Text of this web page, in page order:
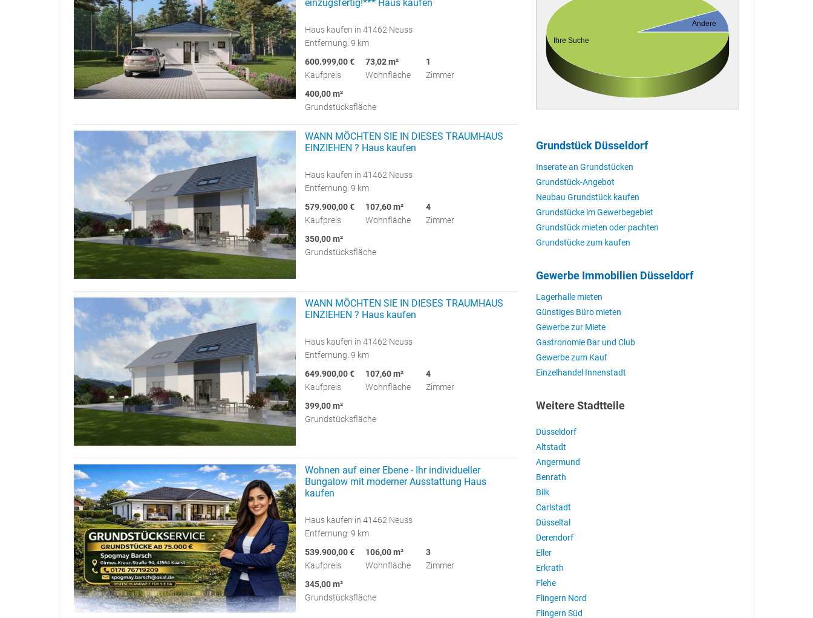
einzugsfertig!*** Haus kaufen
Haus kaufen in 41462 Neuss
Entfernung: 9 km
600.999,00 €
Kaufpreis
73,02 m²
Wohnfläche
1
Zimmer
400,00 m²
Grundstücksfläche
WANN MÖCHTEN SIE IN DIESES TRAUMHAUS
EINZIEHEN ? Haus kaufen
Haus kaufen in 41462 Neuss
Entfernung: 9 km
579.900,00 €
Kaufpreis
107,60 m²
Wohnfläche
4
Zimmer
350,00 m²
Grundstücksfläche
WANN MÖCHTEN SIE IN DIESES TRAUMHAUS
EINZIEHEN ? Haus kaufen
Haus kaufen in 41462 Neuss
Entfernung: 9 km
649.900,00 €
Kaufpreis
107,60 m²
Wohnfläche
4
Zimmer
399,00 m²
Grundstücksfläche
Wohnen auf einer Ebene - Ihr individueller
Bungalow mit moderner Ausstattung Haus
kaufen
Haus kaufen in 41462 Neuss
Entfernung: 9 km
539.900,00 €
Kaufpreis
106,00 m²
Wohnfläche
3
Zimmer
345,00 m²
Grundstücksfläche
Ihre Suche
Andere
Grundstück Düsseldorf
Inserate an Grundstücken
Grundstück-Angebot
Neubau Grundstück kaufen
Grundstücke im Gewerbegebiet
Grundstück mieten oder pachten
Grundstücke zum kaufen
Gewerbe Immobilien Düsseldorf
Lagerhalle mieten
Günstiges Büro mieten
Gewerbe zur Miete
Gastronomie Bar und Club
Gewerbe zum Kauf
Einzelhandel Innenstadt
Weitere Stadtteile
Düsseldorf
Altstadt
Angermund
Benrath
Bilk
Carlstadt
Düsseltal
Derendorf
Eller
Erkrath
Flehe
Flingern Nord
Flingern Süd